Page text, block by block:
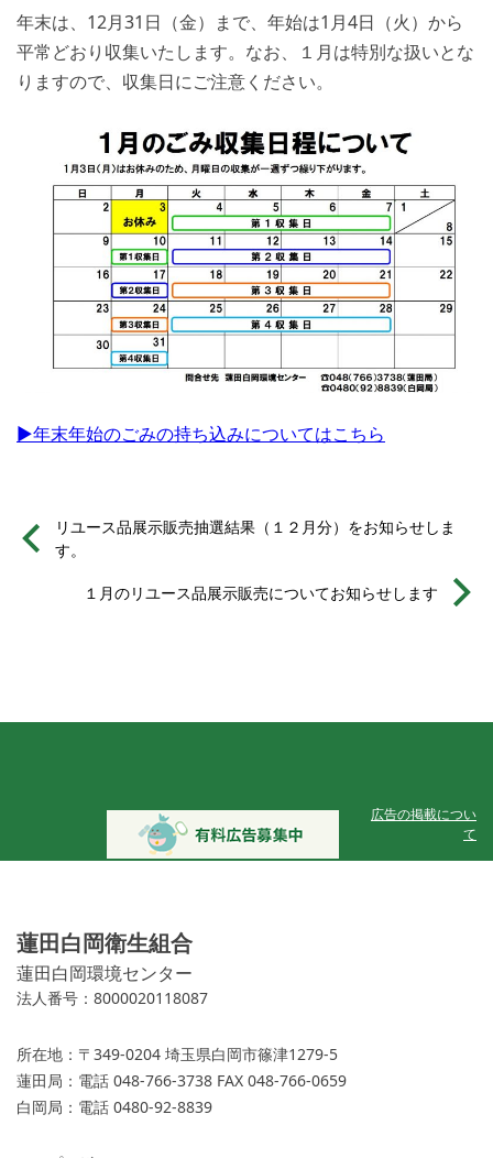
年末は、12月31日（金）まで、年始は1月4日（火）から
平常どおり収集いたします。なお、１月は特別な扱いとな
りますので、収集日にご注意ください。
▶年末年始のごみの持ち込みについてはこちら
リユース品展示販売抽選結果（１２月分）をお知らせしま
す。
１月のリユース品展示販売についてお知らせします
広告の掲載につい
て
蓮田白岡衛生組合
蓮田白岡環境センター
法人番号：8000020118087
所在地： 〒349-0204 埼玉県白岡市篠津1279-5
蓮田局： 電話 048-766-3738 FAX 048-766-0659
白岡局： 電話 0480-92-8839